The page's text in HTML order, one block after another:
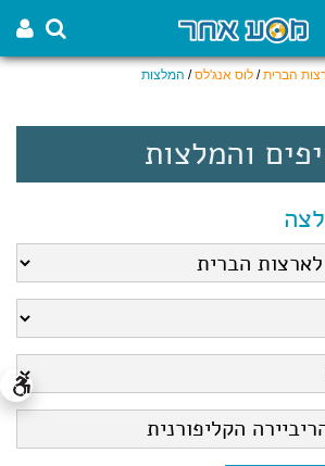
הברית/ לוס אנג'לס/ המלצות
והמלצות